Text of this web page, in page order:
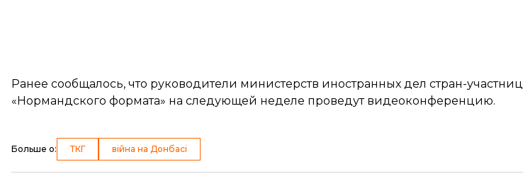
Ранее сообщалось, что руководители министерств иностранных дел стран-участниц
«Нормандского формата» на следующей неделе проведут видеоконференцию.
Больше о: ТКГ війна на Донбасі